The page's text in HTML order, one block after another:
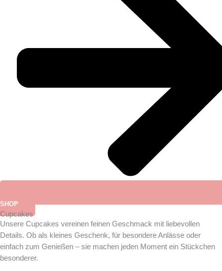
SHOP
Cupcakes
Unsere Cupcakes vereinen feinen Geschmack mit liebevollen
Details. Ob als kleines Geschenk, für besondere Anlässe oder
einfach zum Genießen – sie machen jeden Moment ein Stückchen
besonderer.